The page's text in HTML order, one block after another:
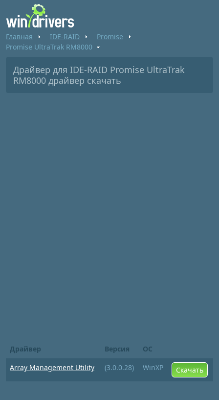
Главная IDE-RAID
Promise
Promise UltraTrak RM8000
Драйвер для IDE-RAID Promise UltraTrak
RM8000 драйвер скачать
Драйвер Версия
ОС
Array Management Utility
(3.0.0.28) WinXP Скачать